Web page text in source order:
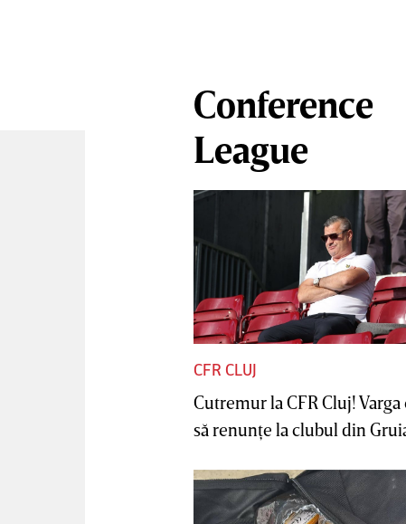
Conference
League
CFR CLUJ
Cutremur la CFR Cluj! Varga
să renunţe la clubul din